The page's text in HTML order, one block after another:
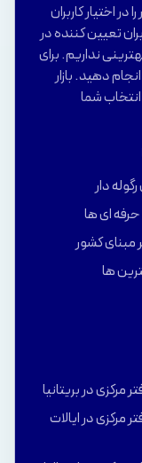
و بررسی بیش از 7000 بروکر را در اختیار کاربران
تعیین کننده در
نداریم. برای
دهید. بازار
شما
دار
حرفه ای ها
مبنای کشور
ها
مرکزی در بریتانیا
مرکزی در ایالات